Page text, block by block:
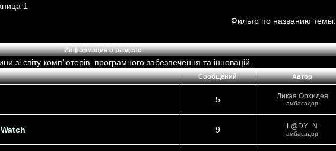
1
Фильтр по названию темы:
Информация о разделе
зі світу комп’ютерів, програмного забезпечення та інновацій.
Cообщений Автор
5 Дикая Орхидея
амбасадор
9 L@DY_N
амбасадор